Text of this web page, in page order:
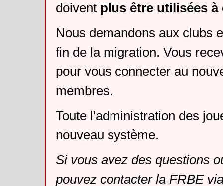
doivent plus être utilisées
Nous demandons aux clubs
fin de la migration. Vous
pour vous connecter au
membres.
Toute l'administration des
nouveau système.
Si vous avez des questions
pouvez contacter la FRBE